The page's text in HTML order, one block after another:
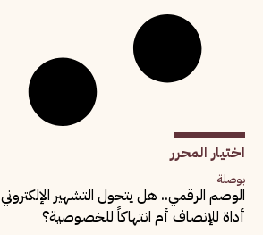
اختيار المحرر
بوصلة
الوصم الرقمي.. هل يتحول التشهير الإلكتروني
أداة للإنصاف أم انتهاكاً للخصوصية؟